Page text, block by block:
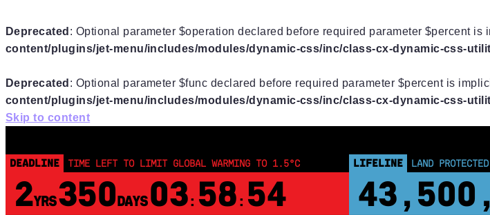
Deprecated : Optional parameter $operation declared before required parameter $percent
content/plugins/jet-menu/includes/modules/dynamic-css/inc/class-cx-dynamic-css-
Deprecated : Optional parameter $func declared before required parameter $percent is
content/plugins/jet-menu/includes/modules/dynamic-css/inc/class-cx-dynamic-css-
Skip to content
DEADLINE TIME LEFT TO LIMIT GLOBAL WARMING TO 1.5°C
2YRS350DAYS 03: 58 : 53
LIFELINE LAND